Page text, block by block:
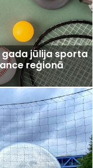
gada jūlija sporta
reģionā